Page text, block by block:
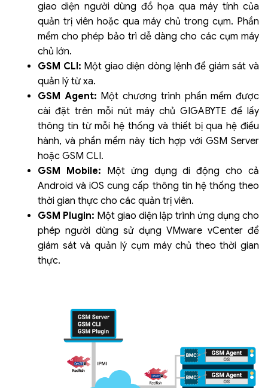
giao diện người dùng đồ họa qua máy tính của
quản trị viên hoặc qua máy chủ trong cụm. Phần
mềm cho phép bảo trì dễ dàng cho các cụm máy
chủ lớn.
GSM CLI: Một giao diện dòng lệnh để giám sát và
quản lý từ xa.
GSM Agent: Một chương trình phần mềm được
cài đặt trên mỗi nút máy chủ GIGABYTE để lấy
thông tin từ mỗi hệ thống và thiết bị qua hệ điều
hành, và phần mềm này tích hợp với GSM Server
hoặc GSM CLI.
GSM Mobile: Một ứng dụng di động cho cả
Android và iOS cung cấp thông tin hệ thống theo
thời gian thực cho các quản trị viên.
GSM Plugin: Một giao diện lập trình ứng dụng cho
phép người dùng sử dụng VMware vCenter để
giám sát và quản lý cụm máy chủ theo thời gian
thực.